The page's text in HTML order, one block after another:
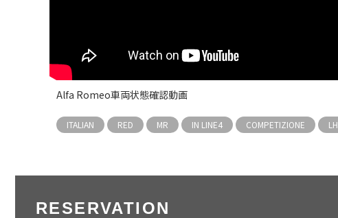
Alfa Romeo車両状態確認動画
ITALIAN RED MR IN LINE4 COMPETIZIONE
RESERVATION